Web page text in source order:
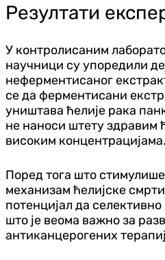
Резултати
У контролисаним
научници су упоредили
неферментисаног
се да ферментисани
уништава ћелије рака
не наноси штету здравим
високим концентрацијама.
Поред тога што
механизам ћелијске
потенцијал да
што је веома важно за
антиканцерогених